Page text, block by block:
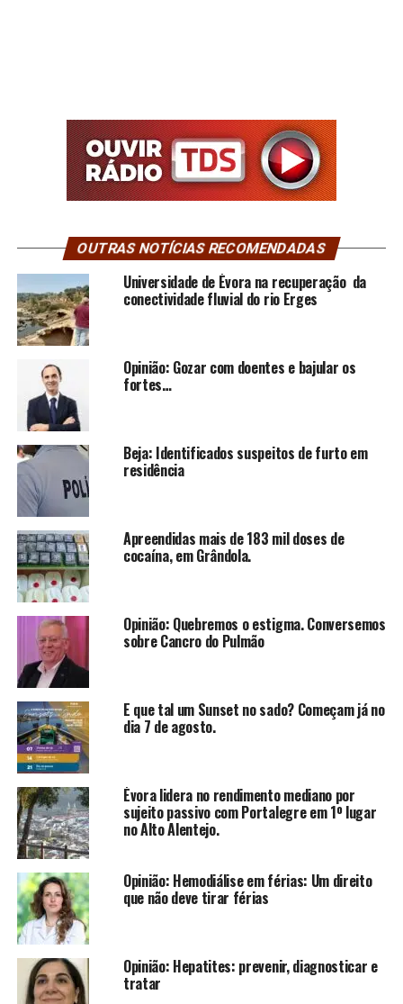
OUTRAS NOTÍCIAS RECOMENDADAS
Universidade de Évora na recuperação da
conectividade fluvial do rio Erges
Opinião: Gozar com doentes e bajular os
fortes…
Beja: Identificados suspeitos de furto em
residência
Apreendidas mais de 183 mil doses de
cocaína, em Grândola.
Opinião: Quebremos o estigma. Conversemos
sobre Cancro do Pulmão
E que tal um Sunset no sado? Começam já no
dia 7 de agosto.
Évora lidera no rendimento mediano por
sujeito passivo com Portalegre em 1º lugar
no Alto Alentejo.
Opinião: Hemodiálise em férias: Um direito
que não deve tirar férias
Opinião: Hepatites: prevenir, diagnosticar e
tratar